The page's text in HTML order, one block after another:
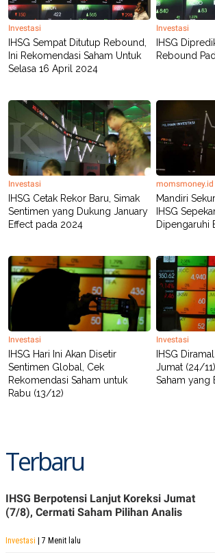
SITEMAPPROFILETERM
OF
PEDOMAN
PEMBERITAAN
SIBER
Investasi
IHSG Sempat Ditutup Rebound,
Ini Rekomendasi Saham Untuk
Selasa 16 April 2024
Investasi
IHSG
Rebound
Investasi
IHSG Cetak Rekor Baru, Simak
Sentimen yang Dukung January
Effect pada 2024
momsmoney.id
Mandiri
IHSG
Dipengaruhi
Investasi
IHSG Hari Ini Akan Disetir
Sentimen Global, Cek
Rekomendasi Saham untuk
Rabu (13/12)
Investasi
IHSG
Jumat (24/
Saham yang
Terbaru
IHSG Berpotensi Lanjut Koreksi Jumat
(7/8), Cermati Saham Pilihan Analis
Investasi | 7 Menit lalu